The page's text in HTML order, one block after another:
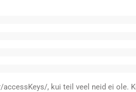
accessKeys/, kui teil veel neid ei ole.